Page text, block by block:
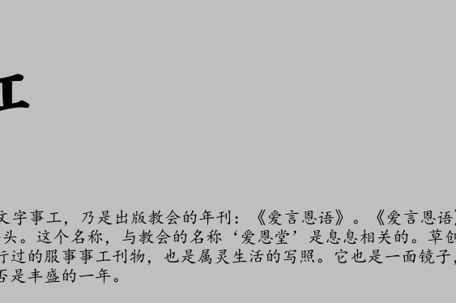
事工，乃是出版教会的年刊：《爱言恩语》。《爱言恩语
。这个名称，与教会的名称‘爱恩堂’是息息相关的。草
过的服事事工刊物，也是属灵生活的写照。它也是一面镜
是丰盛的一年。